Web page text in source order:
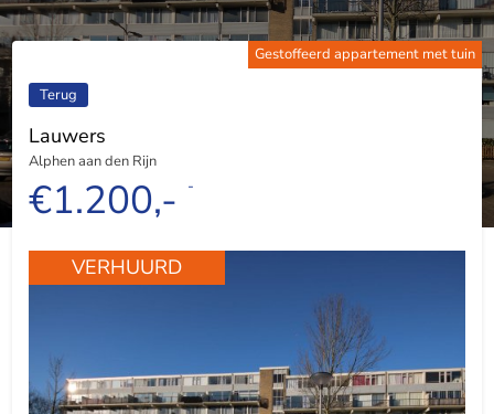
Gestoffeerd appartement met tuin
Terug
Lauwers
Alphen aan den Rijn
€1.200,- -
VERHUURD